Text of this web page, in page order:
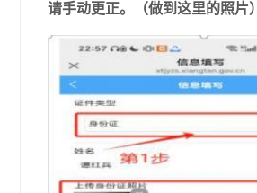
请手动更正。（做到这里的照片）